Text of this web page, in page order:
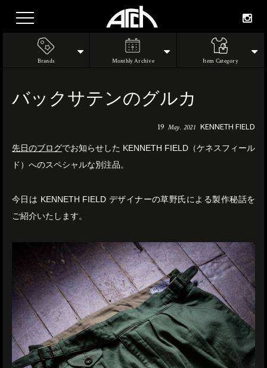
Brands Monthly Archive Item Category
バックサテンのグルカ
19 May. 2021 KENNETH FIELD
先日のブログでお知らせした KENNETH FIELD（ケネスフィール
ド）へのスペシャルな別注品。
今日は KENNETH FIELD デザイナーの草野氏による製作秘話を
ご紹介いたします。